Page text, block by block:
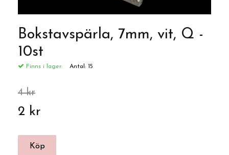
Bokstavspärla, 7mm, vit, Q -
10st
Finns i lager: Antal: 15
4 kr
2 kr